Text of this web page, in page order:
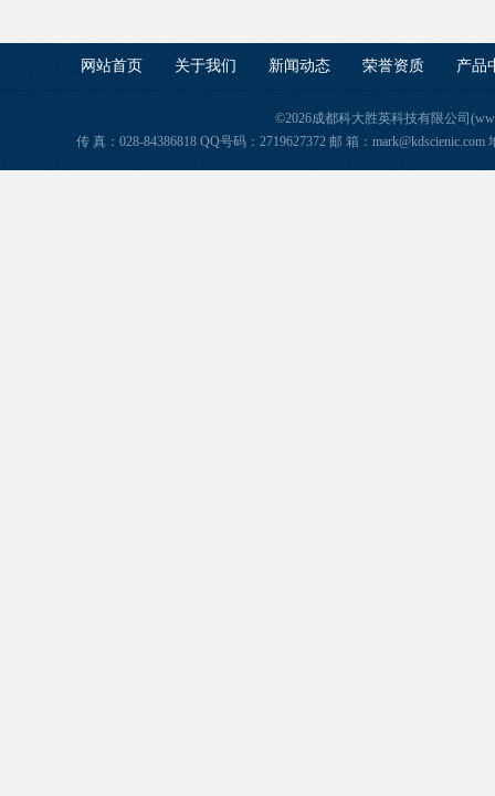
网站首页 关于我们 新闻动态 荣誉资质 产品
©2026成都科大胜英科技有限公司
传 真：028-84386818 QQ号码：2719627372 邮 箱：